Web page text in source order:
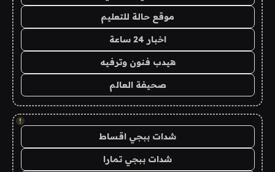
موقع حالة للتعليم
اخبار 24 ساعة
هيدب فنون وترفيه
صحيفة العالم
!
شدات ببجي اقساط
شدات ببجي تمارا